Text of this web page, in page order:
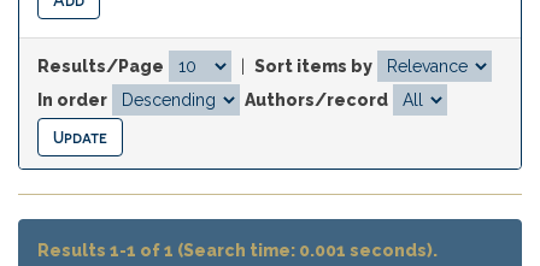
Results/Page
Sort items by
In order
Authors/record
Results 1-1 of 1 (Search time: 0.001 seconds).